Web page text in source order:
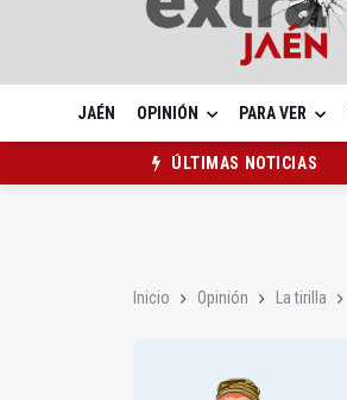
JAÉN OPINIÓN PARA VER
ÚLTIMAS NOTICIAS
Inicio Opinión La tirilla